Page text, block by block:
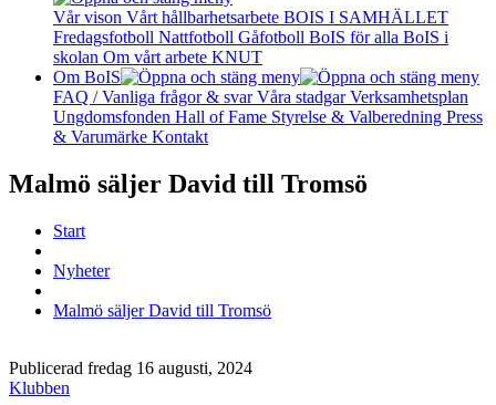
Vår vison Vårt hållbarhetsarbete BOIS I SAMHÄLLET
Fredagsfotboll Nattfotboll Gåfotboll BoIS för alla BoIS i
skolan Om vårt arbete KNUT
Om BoIS
FAQ / Vanliga frågor & svarVåra stadgarVerksamhetsplan
Ungdomsfonden Hall of Fame Styrelse & Valberedning Press
& Varumärke Kontakt
Malmö säljer David till Tromsö
Start
Nyheter
Malmö säljer David till Tromsö
Publicerad fredag 16 augusti, 2024
Klubben